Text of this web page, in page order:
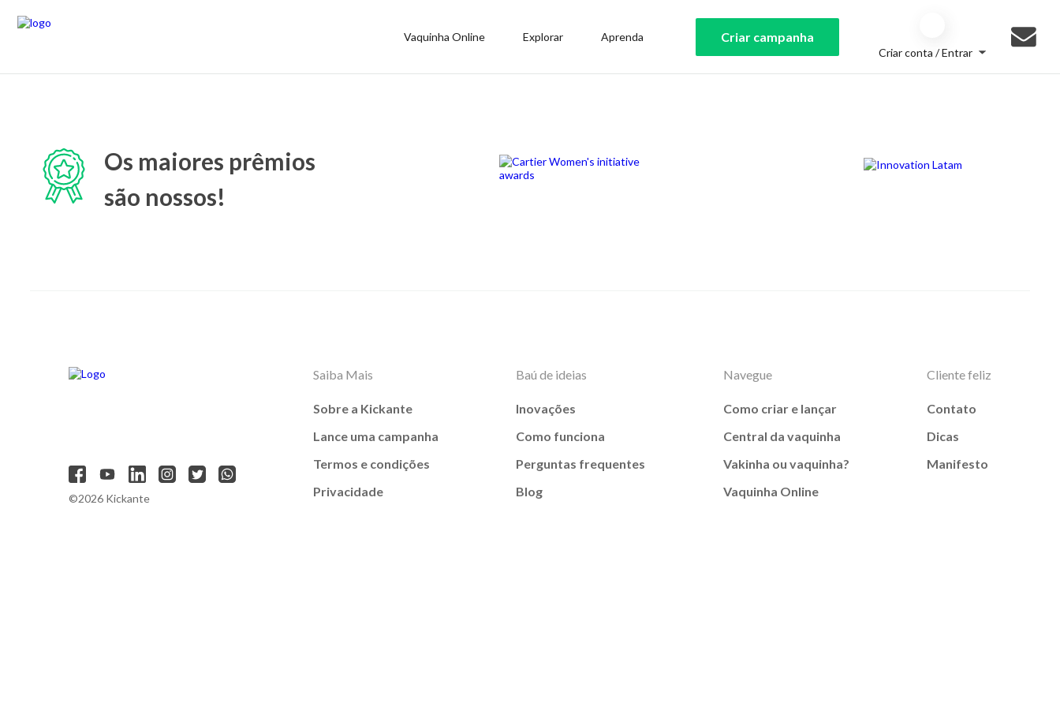
Vaquinha Online Explorar Aprenda Criar campanha
Criar conta / Entrar
Os maiores prêmios
são nossos!
©2026 Kickante
Saiba Mais
Sobre a Kickante
Lance uma campanha
Termos e condições
Privacidade
Baú de ideias
Inovações
Como funciona
Perguntas frequentes
Blog
Navegue
Como criar e lançar
Central da vaquinha
Vakinha ou vaquinha?
Vaquinha Online
Cliente feliz
Contato
Dicas
Manifesto